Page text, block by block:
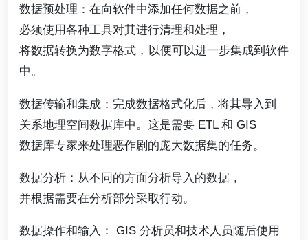
数据预处理：在向软件中添加任何数据之前，
必须使用各种工具对其进行清理和处理，
将数据转换为数字格式，以便可以进一步集成到软件
中。
数据传输和集成：完成数据格式化后，将其导入到
关系地理空间数据库中。这是需要 ETL 和 GIS
数据库专家来处理恶作剧的庞大数据集的任务。
数据分析：从不同的方面分析导入的数据，
并根据需要在分析部分采取行动。
数据操作和输入： GIS 分析员和技术人员随后使用